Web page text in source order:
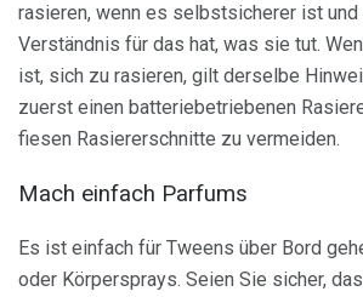
rasieren, wenn es selbstsicherer ist
Verständnis für das hat, was sie tut.
ist, sich zu rasieren, gilt derselbe
zuerst einen batteriebetriebenen
fiesen Rasiererschnitte zu vermeiden.
Mach einfach Parfums
Es ist einfach für Tweens über Bord
oder Körpersprays. Seien Sie sicher,